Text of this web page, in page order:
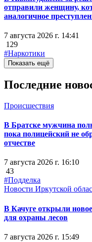
отправили женщину,
аналогичное
7 августа 2026 г. 14:41
129
#Наркотики
Показать ещё
Последние
Происшествия
В Братске мужчина
пока полицейский не
отчестве
7 августа 2026 г. 16:10
43
#Подделка
Новости Иркутской
В Качуге открыли
для охраны лесов
7 августа 2026 г. 15:49